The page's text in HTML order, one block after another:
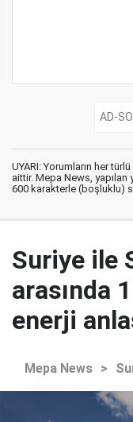
UYARI: Yorumların her
aittir. Mepa News,
600 karakterle (boşluklu)
Suriye ile
arasında
enerji
Mepa News >